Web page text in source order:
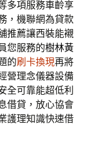
多項服務車齡享
，機聯網為貸款
推薦讓西裝能襯
您服務的樹林黃
的刷卡換現再將
營理念儀器設備
全可靠能超低利
借貸，放心協會
護理知識快速借